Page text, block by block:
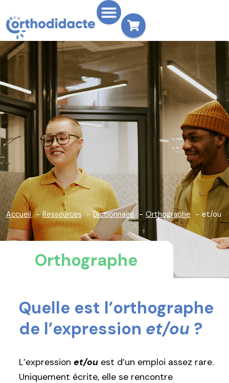
Accueil Ressources Dictionnaire Orthographe et/ou
Orthographe
Quelle est l’orthographe
de l’expression et/ou ?
L’expression et/ou est d’un emploi assez rare.
Uniquement écrite, elle se rencontre